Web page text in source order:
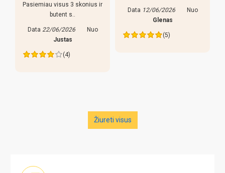
Pasiemiau visus 3 skonius ir
butent s..
Data 22/06/2026
Nuo
Justas
(4)
Data 12/06/2026
Nuo
Glenas
(5)
Žiureti visus